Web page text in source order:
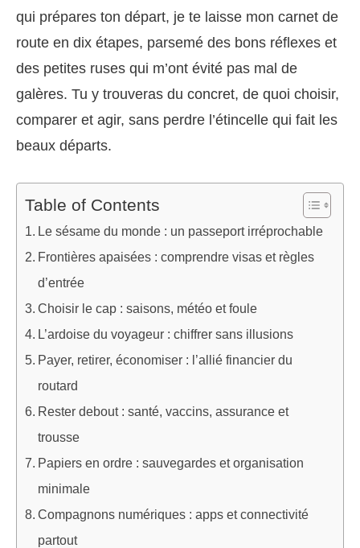
qui prépares ton départ, je te laisse mon carnet de
route en dix étapes, parsemé des bons réflexes et
des petites ruses qui m’ont évité pas mal de
galères. Tu y trouveras du concret, de quoi choisir,
comparer et agir, sans perdre l’étincelle qui fait les
beaux départs.
Table of Contents
Le sésame du monde : un passeport irréprochable
Frontières apaisées : comprendre visas et règles
d’entrée
Choisir le cap : saisons, météo et foule
L’ardoise du voyageur : chiffrer sans illusions
Payer, retirer, économiser : l’allié financier du
routard
Rester debout : santé, vaccins, assurance et
trousse
Papiers en ordre : sauvegardes et organisation
minimale
Compagnons numériques : apps et connectivité
partout